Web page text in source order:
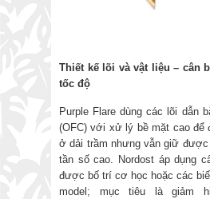
Thiết kế lõi và vật liệu– cân
tốc độ
Purple Flare dùng các lõi dẫn
(OFC) với xử lý bề mặt cao để
ở dải trầm nhưng vẫn giữ
tần số cao. Nordost áp dụng
được bố trí cơ học hoặc các
model; mục tiêu là giảm